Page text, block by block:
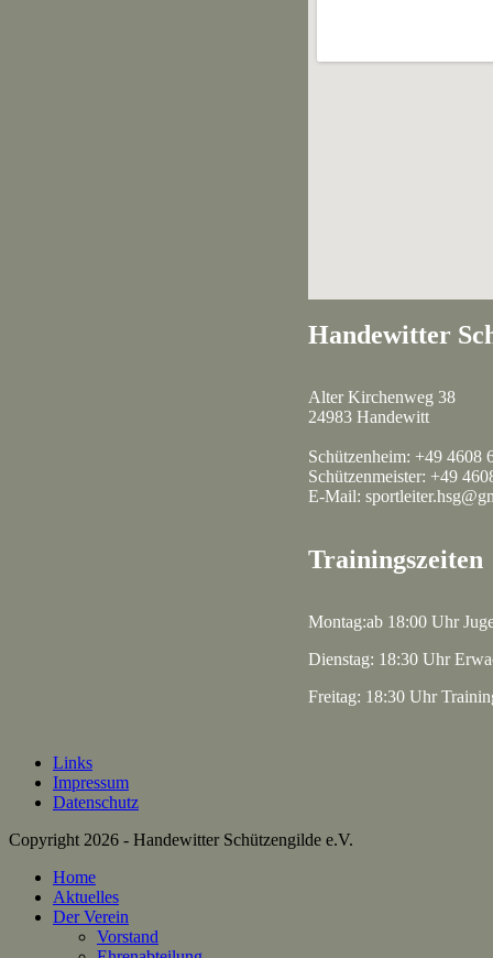
Handewitter
Alter Kirchenweg 38
24983 Handewitt
Schützenheim: +49 4608
Schützenmeister: +49
E-Mail:
Trainingszeiten
Montag:ab 18:00 Uhr
Dienstag: 18:30 Uhr
Freitag: 18:30 Uhr
Links
Impressum
Datenschutz
Copyright 2026 - Handewitter Schützengilde e.V.
Home
Aktuelles
Der Verein
Vorstand